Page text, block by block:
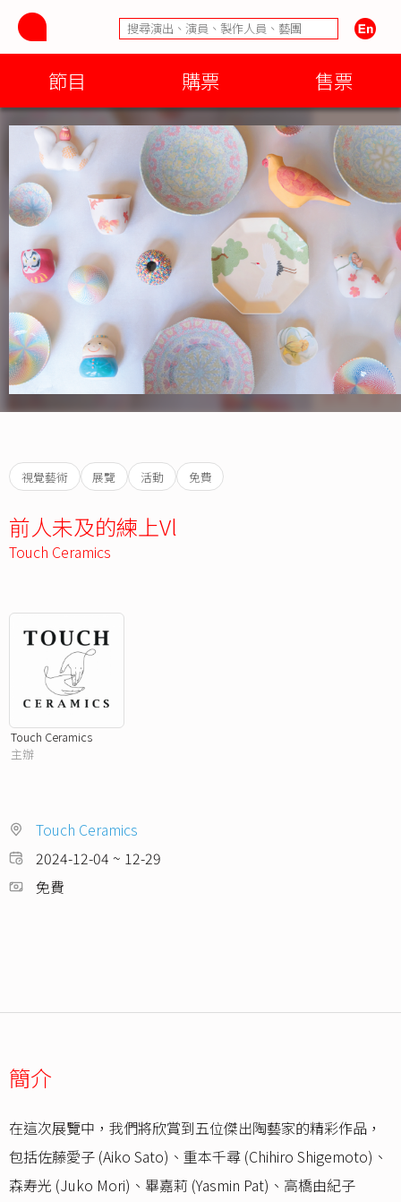
節目 購票 售票
視覺藝術 展覽 活動 免費
前人未及的練上Vl
Touch Ceramics
Touch Ceramics
主辦
Touch Ceramics
2024-12-04 ~ 12-29
免費
簡介
在這次展覽中，我們將欣賞到五位傑出陶藝家的精彩作品，
包括佐藤愛子 (Aiko Sato)、重本千尋 (Chihiro Shigemoto)、
森寿光 (Juko Mori)、畢嘉莉 (Yasmin Pat)、高橋由紀子